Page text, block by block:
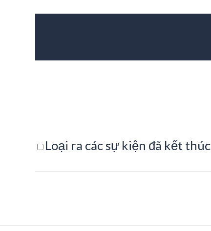
Loại ra các sự kiện đã kết thúc